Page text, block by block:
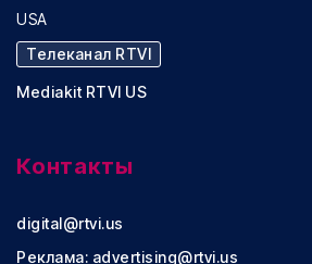
USA
Телеканал RTVI
Mediakit RTVI US
Контакты
digital@rtvi.us
Реклама: advertising@rtvi.us